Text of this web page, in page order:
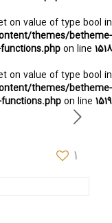
on value of type bool in
themes/betheme-
on line 1518
on value of type bool in
themes/betheme-
on line 1519
1